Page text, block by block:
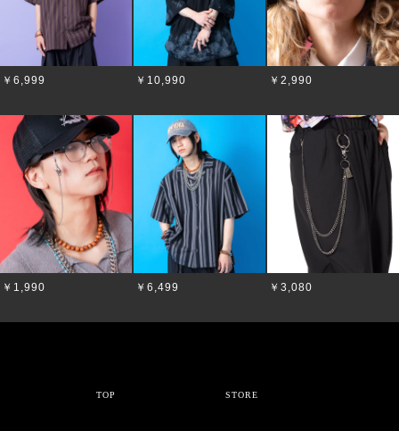
￥6,999 ￥10,990 ￥2,990
￥1,990 ￥6,499 ￥3,080
TOP STORE